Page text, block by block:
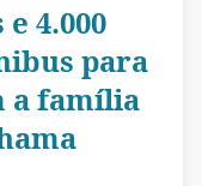
4.000
para
a família